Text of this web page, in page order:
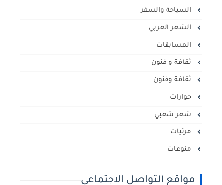
السياحة والسفر
الشعر العربي
المسابقات
ثقافة و فنون
ثقافة وفنون
حوارات
شعر شعبي
مرئيات
منوعات
مواقع التواصل الاجتماعي